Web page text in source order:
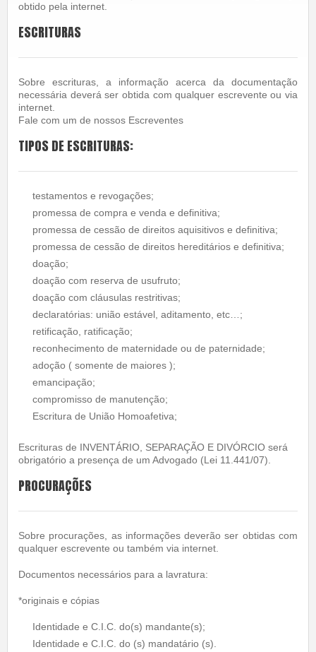
obtido pela internet.
ESCRITURAS
Sobre escrituras, a informação acerca da documentação
necessária deverá ser obtida com qualquer escrevente ou via
internet.
Fale com um de nossos Escreventes
TIPOS DE ESCRITURAS:
testamentos e revogações;
promessa de compra e venda e definitiva;
promessa de cessão de direitos aquisitivos e definitiva;
promessa de cessão de direitos hereditários e definitiva;
doação;
doação com reserva de usufruto;
doação com cláusulas restritivas;
declaratórias: união estável, aditamento, etc…;
retificação, ratificação;
reconhecimento de maternidade ou de paternidade;
adoção ( somente de maiores );
emancipação;
compromisso de manutenção;
Escritura de União Homoafetiva;
Escrituras de INVENTÁRIO, SEPARAÇÃO E DIVÓRCIO será
obrigatório a presença de um Advogado (Lei 11.441/07).
PROCURAÇÕES
Sobre procurações, as informações deverão ser obtidas com
qualquer escrevente ou também via internet.
Documentos necessários para a lavratura:
*originais e cópias
Identidade e C.I.C. do(s) mandante(s);
Identidade e C.I.C. do (s) mandatário (s).